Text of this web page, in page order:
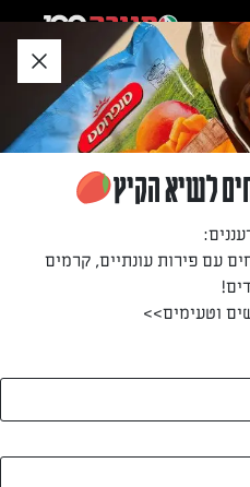
לשיא הקיץ
עם פירות עונתיים, קרמים
וטעימים>>